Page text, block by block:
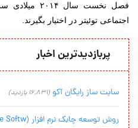
اجتماعی توئیتر در اختیار بگیرند.
پربازدیدترین اخبار
سایت ساز رایگان آکو (16,831 بازدید)
روش توسعه چابک نرم افزار (Agile Softw...